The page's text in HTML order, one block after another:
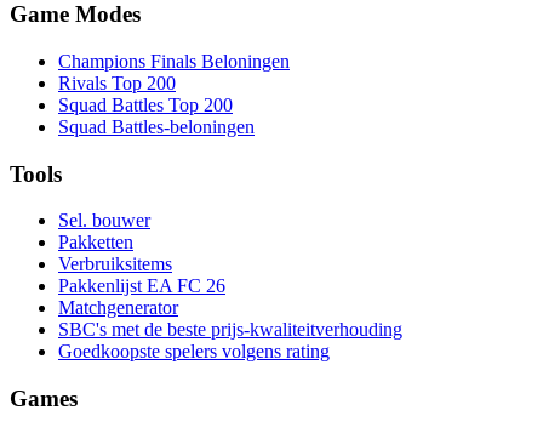
Game Modes
Champions Finals Beloningen
Rivals Top 200
Squad Battles Top 200
Squad Battles-beloningen
Tools
Sel. bouwer
Pakketten
Verbruiksitems
Pakkenlijst EA FC 26
Matchgenerator
SBC's met de beste prijs-kwaliteitverhouding
Goedkoopste spelers volgens rating
Games